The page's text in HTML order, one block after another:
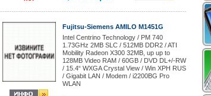
Fujitsu-Siemens AMILO M1451G
Intel Centrino Technology / PM 740
1.73GHz 2MB SLC / 512MB DDR2 / ATI
Mobility Radeon X300 32MB, up up to
128MB Video RAM / 60GB / DVD DL+/-RW
/ 15.4“ WXGA Crystal View / Win XPH RUS
/ Gigabit LAN / Modem / i2200BG Pro
WLAN